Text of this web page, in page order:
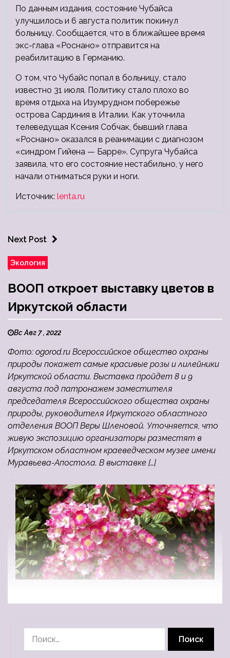
По данным издания, состояние Чубайса
улучшилось и 6 августа политик покинул
больницу. Сообщается, что в ближайшее время
экс-глава «Роснано» отправится на
реабилитацию в Германию.
О том, что Чубайс попал в больницу, стало
известно 31 июля. Политику стало плохо во
время отдыха на Изумрудном побережье
острова Сардиния в Италии. Как уточнила
телеведущая Ксения Собчак, бывший глава
«Роснано» оказался в реанимации с диагнозом
«синдром Гийена — Барре». Супруга Чубайса
заявила, что его состояние нестабильно, у него
начали отниматься руки и ноги.
Источник: lenta.ru
Next Post
Экология
ВООП откроет выставку цветов в
Иркутской области
Вс Авг 7 , 2022
Фото: ogorod.ru Всероссийское общество охраны
природы покажет самые красивые розы и лилейники
Иркутской области. Выставка пройдет 8 и 9
августа под патронажем заместителя
председателя Всероссийского общества охраны
природы, руководителя Иркутского областного
отделения ВООП Веры Шленовой. Уточняется, что
живую экспозицию организаторы разместят в
Иркутском областном краеведческом музее имени
Муравьева-Апостола. В выставке […]